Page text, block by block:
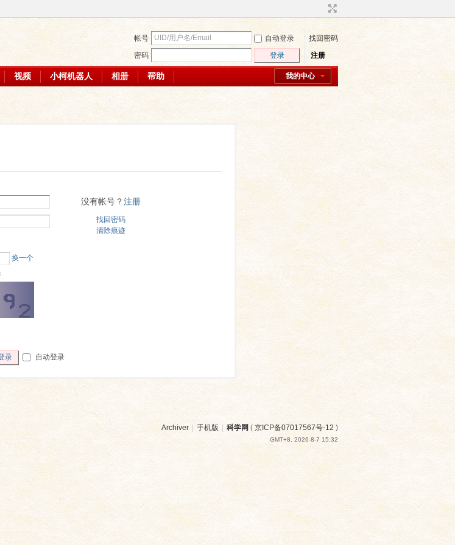
帐号 自动登录
找回密码
密码
登录 注册
我的中心
视频 小柯机器人 相册 帮助
换一个
没有帐号？注册
找回密码
清除痕迹
录 自动登录
Archiver | 手机版 | 科学网 ( 京ICP备07017567号-12 )
GMT+8, 2026-8-7 15:32